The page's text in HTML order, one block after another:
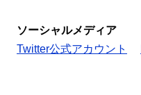
ソーシャルメディア
Twitter公式アカウント